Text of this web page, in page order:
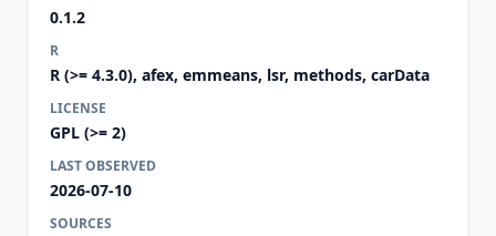
0.1.2
R
R (>= 4.3.0), afex, emmeans, lsr, methods, carData
LICENSE
GPL (>= 2)
LAST OBSERVED
2026-07-10
SOURCES